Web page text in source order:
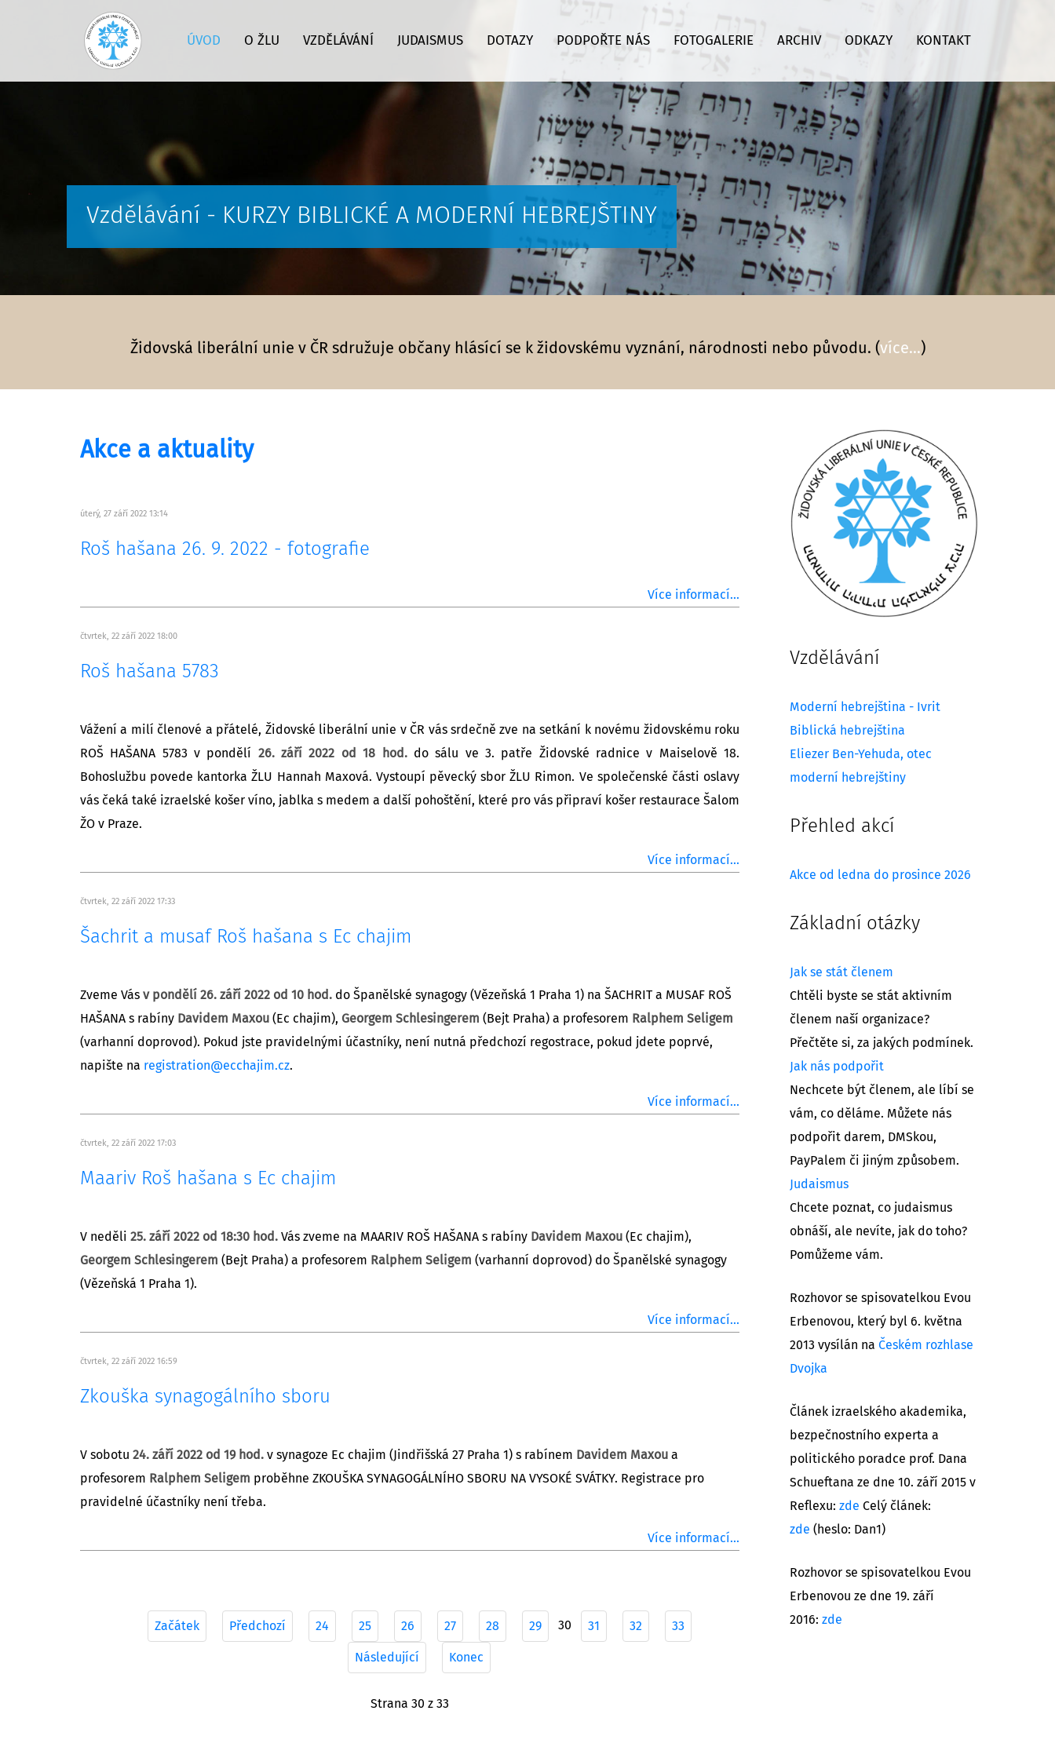
Vzdělávání - KURZY BIBLICKÉ A MODERNÍ HEBREJŠTINY
Židovská liberální unie v ČR sdružuje občany hlásící se k židovskému vyznání, národnosti nebo původu. (více...)
ÚVOD O ŽLU VZDĚLÁVÁNÍ JUDAISMUS DOTAZY PODPOŘTE NÁS FOTOGALERIE ARCHIV ODKAZY KONTAKT
Akce a aktuality
úterý, 27 září 2022 13:14
Roš hašana 26. 9. 2022 - fotografie
Více informací...
čtvrtek, 22 září 2022 18:00
Roš hašana 5783
Vážení a milí členové a přátelé, Židovské liberální unie v ČR vás srdečně zve na setkání k novému židovskému roku
ROŠ HAŠANA 5783 v pondělí
26. září 2022 od 18 hod.do sálu ve 3. patře Židovské radnice v Maiselově 18.
Bohoslužbu povede kantorka ŽLU Hannah Maxová. Vystoupí pěvecký sbor ŽLU Rimon. Ve společenské části oslavy
vás čeká také izraelské košer víno, jablka s medem a další pohoštění, které pro vás připraví košer restaurace Šalom
ŽO v Praze.
Více informací...
čtvrtek, 22 září 2022 17:33
Šachrit a musaf Roš hašana s Ec chajim
Zveme Vás v pondělí 26. září 2022 od 10 hod. do Španělské synagogy (Vězeňská 1 Praha 1) na ŠACHRIT a MUSAF ROŠ
HAŠANA s rabíny Davidem Maxou (Ec chajim), Georgem Schlesingerem (Bejt Praha) a profesorem Ralphem Seligem
(varhanní doprovod). Pokud jste pravidelnými účastníky, není nutná předchozí regostrace, pokud jdete poprvé,
napište na registration@ecchajim.cz.
Více informací...
čtvrtek, 22 září 2022 17:03
Maariv Roš hašana s Ec chajim
V neděli 25. září 2022 od 18:30 hod. Vás zveme na MAARIV ROŠ HAŠANA s rabíny Davidem Maxou (Ec chajim),
Georgem Schlesingerem (Bejt Praha) a profesorem Ralphem Seligem (varhanní doprovod) do Španělské synagogy
(Vězeňská 1 Praha 1).
Více informací...
čtvrtek, 22 září 2022 16:59
Zkouška synagogálního sboru
V sobotu 24. září 2022 od 19 hod. v synagoze Ec chajim (Jindřišská 27 Praha 1) s rabínem Davidem Maxou a
profesorem Ralphem Seligem proběhne ZKOUŠKA SYNAGOGÁLNÍHO SBORU NA VYSOKÉ SVÁTKY. Registrace pro
pravidelné účastníky není třeba.
Více informací...
Začátek Předchozí 24 25 26 27 28 29 30 31 32 33
Následující Konec
Strana 30 z 33
Vzdělávání
Moderní hebrejština - Ivrit
Biblická hebrejština
Eliezer Ben-Yehuda, otec
moderní hebrejštiny
Přehled akcí
Akce od ledna do prosince 2026
Základní otázky
Jak se stát členem
Chtěli byste se stát aktivním
členem naší organizace?
Přečtěte si, za jakých podmínek.
Jak nás podpořit
Nechcete být členem, ale líbí se
vám, co děláme. Můžete nás
podpořit darem, DMSkou,
PayPalem či jiným způsobem.
Judaismus
Chcete poznat, co judaismus
obnáší, ale nevíte, jak do toho?
Pomůžeme vám.
Rozhovor se spisovatelkou Evou
Erbenovou, který byl 6. května
2013 vysílán na Českém rozhlase
Dvojka
Článek izraelského akademika,
bezpečnostního experta a
politického poradce prof. Dana
Schueftana ze dne 10. září 2015 v
Reflexu: zde Celý článek:
zde (heslo: Dan1)
Rozhovor se spisovatelkou Evou
Erbenovou ze dne 19. září
2016: zde